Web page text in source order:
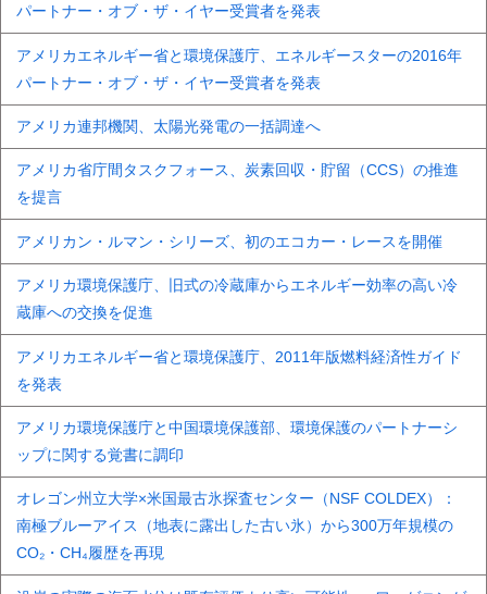
パートナー・オブ・ザ・イヤー受賞者を発表
アメリカエネルギー省と環境保護庁、エネルギースターの2016年
パートナー・オブ・ザ・イヤー受賞者を発表
アメリカ連邦機関、太陽光発電の一括調達へ
アメリカ省庁間タスクフォース、炭素回収・貯留（CCS）の推進
を提言
アメリカン・ルマン・シリーズ、初のエコカー・レースを開催
アメリカ環境保護庁、旧式の冷蔵庫からエネルギー効率の高い冷
蔵庫への交換を促進
アメリカエネルギー省と環境保護庁、2011年版燃料経済性ガイド
を発表
アメリカ環境保護庁と中国環境保護部、環境保護のパートナーシ
ップに関する覚書に調印
オレゴン州立大学×米国最古氷探査センター（NSF COLDEX）：
南極ブルーアイス（地表に露出した古い氷）から300万年規模の
CO₂・CH₄履歴を再現